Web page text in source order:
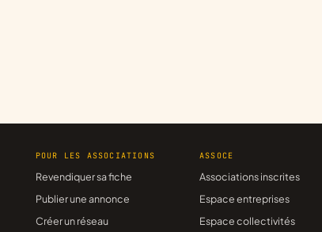
POUR LES ASSOCIATIONS
Revendiquer sa fiche
Publier une annonce
Créer un réseau
ASSOCE
Associations inscrites
Espace entreprises
Espace collectivités